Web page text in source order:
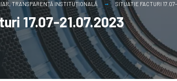
,TRANSPARENȚĂ INSTITUȚIONALĂ SITUATIE FACTURI
17.07-21.07.2023